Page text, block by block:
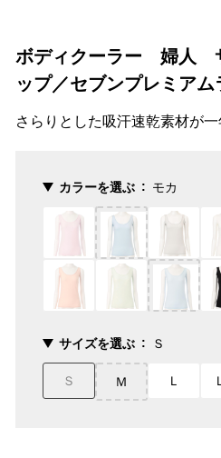
ボディクーラー 婦人
ップ／セブンプレミア
さらりとした吸汗速乾素材が
カラーを選ぶ モカ
サイズを選ぶ Ｓ
Ｓ Ｍ Ｌ